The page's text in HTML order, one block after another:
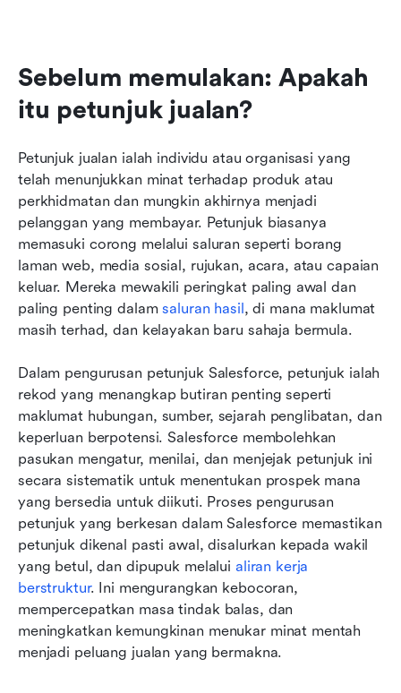
Sebelum memulakan: Apakah
itu petunjuk jualan?
Petunjuk jualan ialah individu atau organisasi yang
telah menunjukkan minat terhadap produk atau
perkhidmatan dan mungkin akhirnya menjadi
pelanggan yang membayar. Petunjuk biasanya
memasuki corong melalui saluran seperti borang
laman web, media sosial, rujukan, acara, atau capaian
keluar. Mereka mewakili peringkat paling awal dan
paling penting dalam saluran hasil, di mana maklumat
masih terhad, dan kelayakan baru sahaja bermula.
Dalam pengurusan petunjuk Salesforce, petunjuk ialah
rekod yang menangkap butiran penting seperti
maklumat hubungan, sumber, sejarah penglibatan, dan
keperluan berpotensi. Salesforce membolehkan
pasukan mengatur, menilai, dan menjejak petunjuk ini
secara sistematik untuk menentukan prospek mana
yang bersedia untuk diikuti. Proses pengurusan
petunjuk yang berkesan dalam Salesforce memastikan
petunjuk dikenal pasti awal, disalurkan kepada wakil
yang betul, dan dipupuk melalui aliran kerja
berstruktur. Ini mengurangkan kebocoran,
mempercepatkan masa tindak balas, dan
meningkatkan kemungkinan menukar minat mentah
menjadi peluang jualan yang bermakna.